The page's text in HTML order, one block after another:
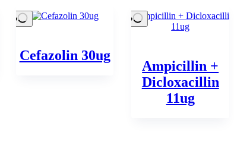
Cefazolin 30ug
Ampicillin +
Dicloxacillin
11ug